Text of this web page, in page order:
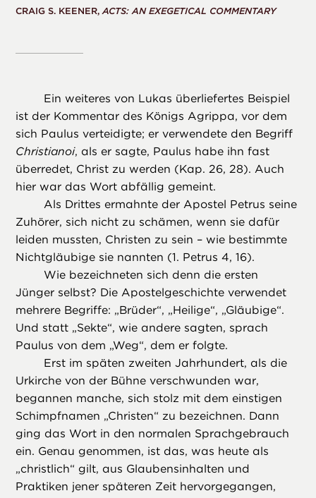
CRAIG S. KEENER,ACTS: AN EXEGETICAL COMMENTARY
Ein weiteres von Lukas überliefertes Beispiel
ist der Kommentar des Königs Agrippa, vor dem
sich Paulus verteidigte; er verwendete den Begriff
Christianoi, als er sagte, Paulus habe ihn fast
überredet, Christ zu werden (Kap. 26, 28). Auch
hier war das Wort abfällig gemeint.
Als Drittes ermahnte der Apostel Petrus seine
Zuhörer, sich nicht zu schämen, wenn sie dafür
leiden mussten, Christen zu sein – wie bestimmte
Nichtgläubige sie nannten (1. Petrus 4, 16).
Wie bezeichneten sich denn die ersten
Jünger selbst? Die Apostelgeschichte verwendet
mehrere Begriffe: „Brüder“, „Heilige“, „Gläubige“.
Und statt „Sekte“, wie andere sagten, sprach
Paulus von dem „Weg“, dem er folgte.
Erst im späten zweiten Jahrhundert, als die
Urkirche von der Bühne verschwunden war,
begannen manche, sich stolz mit dem einstigen
Schimpfnamen „Christen“ zu bezeichnen. Dann
ging das Wort in den normalen Sprachgebrauch
ein. Genau genommen, ist das, was heute als
„christlich“ gilt, aus Glaubensinhalten und
Praktiken jener späteren Zeit hervorgegangen,